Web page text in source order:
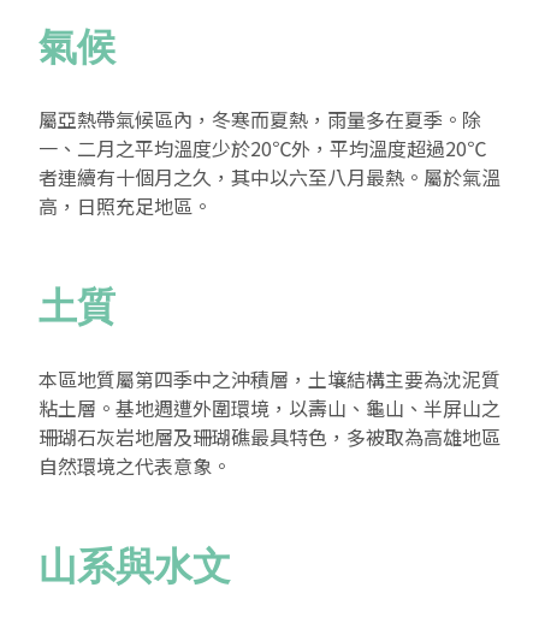
氣候
屬亞熱帶氣候區內，冬寒而夏熱，雨量多在夏季。除
一、二月之平均溫度少於20℃外，平均溫度超過20℃
者連續有十個月之久，其中以六至八月最熱。屬於氣溫
高，日照充足地區。
土質
本區地質屬第四季中之沖積層，土壤結構主要為沈泥質
粘土層。基地週遭外圍環境，以壽山、龜山、半屏山之
珊瑚石灰岩地層及珊瑚礁最具特色，多被取為高雄地區
自然環境之代表意象。
山系與水文